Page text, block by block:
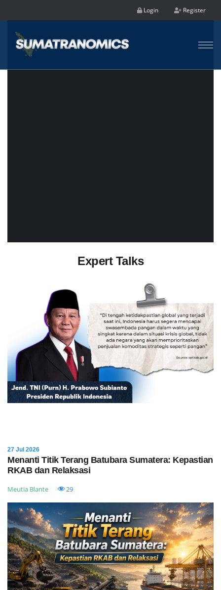
Login Register
Expert Talks
27 Jul 2026
Menanti Titik Terang Batubara Sumatera: Kepastian
RKAB dan Relaksasi
Meutia Blante 29